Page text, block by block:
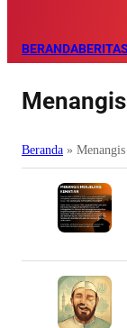
BERANDABERITA
Menangis
Beranda » Menangis